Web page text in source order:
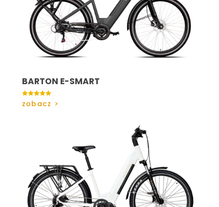
BARTON E-SMART

zobacz >